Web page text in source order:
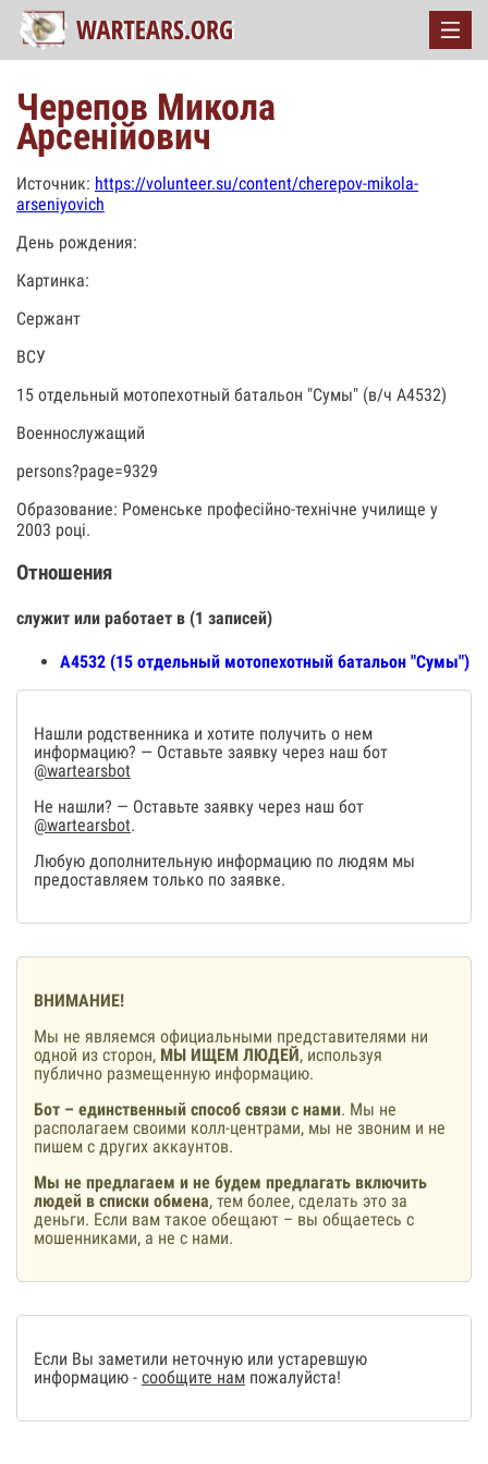
Черепов Микола
Арсенійович
Источник: https://volunteer.su/content/cherepov-mikola-
arseniyovich
День рождения:
Картинка:
Сержант
ВСУ
15 отдельный мотопехотный батальон "Сумы" (в/ч А4532)
Военнослужащий
persons?page=9329
Образование: Роменське професійно-технічне училище у
2003 році.
Отношения
служит или работает в (1 записей)
А4532 (15 отдельный мотопехотный батальон "Сумы")
Нашли родственника и хотите получить о нем
информацию? — Оставьте заявку через наш бот
@wartearsbot
Не нашли? — Оставьте заявку через наш бот
@wartearsbot.
Любую дополнительную информацию по людям мы
предоставляем только по заявке.
ВНИМАНИЕ!
Мы не являемся официальными представителями ни
одной из сторон, МЫ ИЩЕМ ЛЮДЕЙ, используя
публично размещенную информацию.
Бот – единственный способ связи с нами. Мы не
располагаем своими колл-центрами, мы не звоним и не
пишем с других аккаунтов.
Мы не предлагаем и не будем предлагать включить
людей в списки обмена, тем более, сделать это за
деньги. Если вам такое обещают – вы общаетесь с
мошенниками, а не с нами.
Если Вы заметили неточную или устаревшую
информацию - сообщите нам пожалуйста!